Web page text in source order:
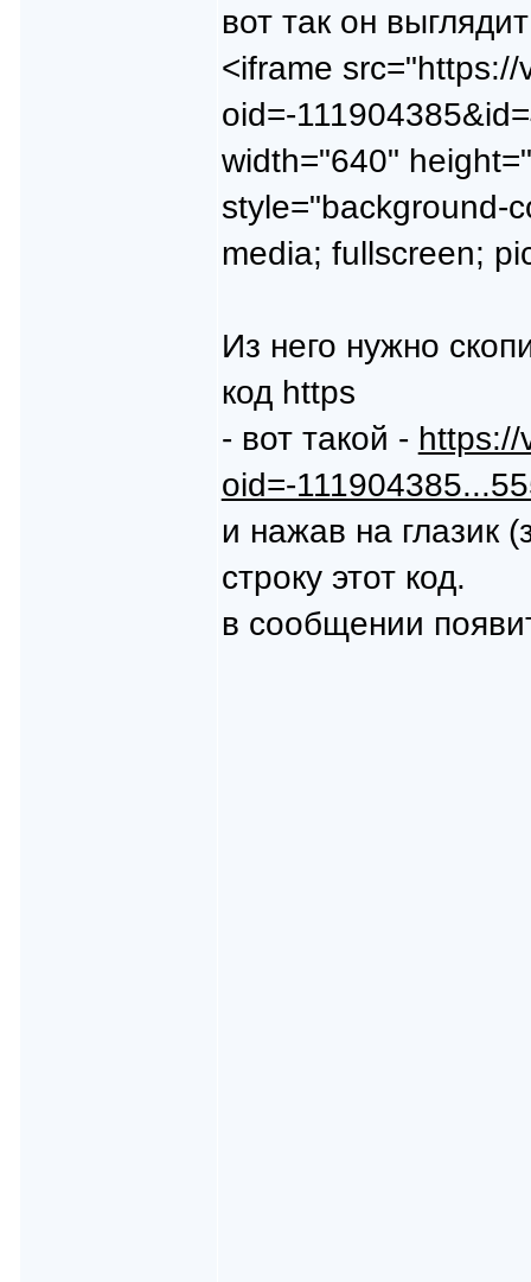
вот так он
<iframe
oid=-
width="640"
style="bасkgrоund-
media; fullscreen;
Из него нужно
код https
- вот такой - https://
oid=-
и нажав на глазик
строку этот код.
в сообщении